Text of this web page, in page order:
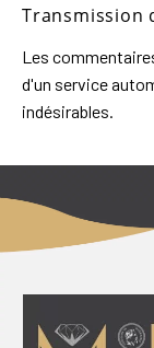
Transmission
Les
d'un service
indésirables.